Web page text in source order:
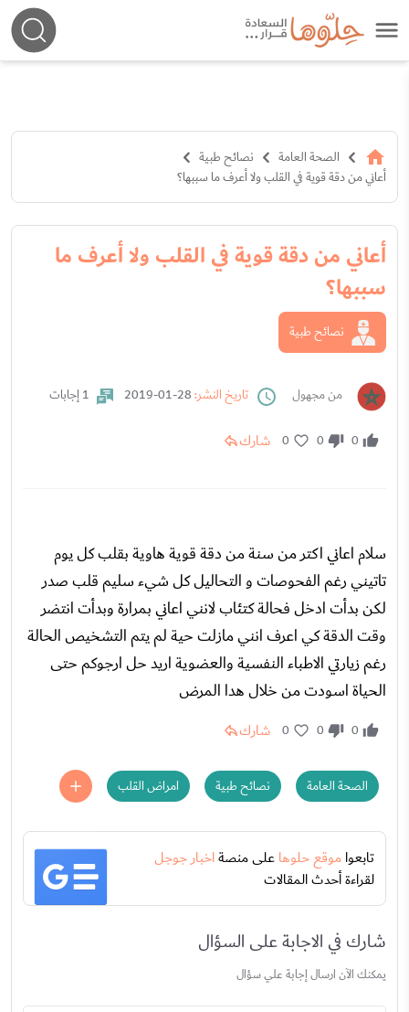
الصحة العامة
نصائح طبية
أعاني من دقة قوية في القلب ولا أعرف ما سببها؟
أعاني من دقة قوية في القلب ولا أعرف ما
سببها؟
نصائح طبية
من مجهول تاريخ النشر: 1 إجابات
0
0
0 شارك
سلام اعاني اكتر من سنة من دقة قوية هاوية بقلب كل يوم
تاتيني رغم الفحوصات و التحاليل كل شيء سليم قلب صدر
لكن بدأت ادخل فحالة كتئاب لانني اعاني بمرارة وبدأت انتضر
وقت الدقة كي اعرف انني مازلت حية لم يتم التشخيص الحالة
رغم زيارتي الاطباء النفسية والعضوية اريد حل ارجوكم حتى
الحياة اسودت من خلال هدا المرض
0
0
0 شارك
الصحة العامة نصائح طبية امراض القلب
تابعواموقع حلوهاعلى منصةاخبار جوجل
لقراءة أحدث المقالات
شارك في الاجابة على السؤال
يمكنك الآن ارسال إجابة علي سؤال